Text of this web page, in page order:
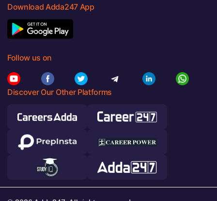
Download Adda247 App
Follow us on
Discover Our Other Platforms